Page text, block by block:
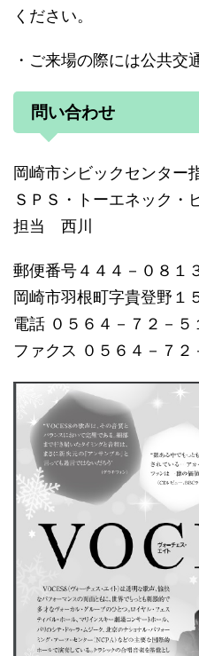
ください。
・ご来場の際には公共交
問い合わせ
岡崎市シビックセンター
ＳＰＳ・トーエネック・
担当 西川
郵便番号４４４－０８１
岡崎市羽根町字貴登野１
電話 ０５６４－７２－５
ファクス ０５６４－７２